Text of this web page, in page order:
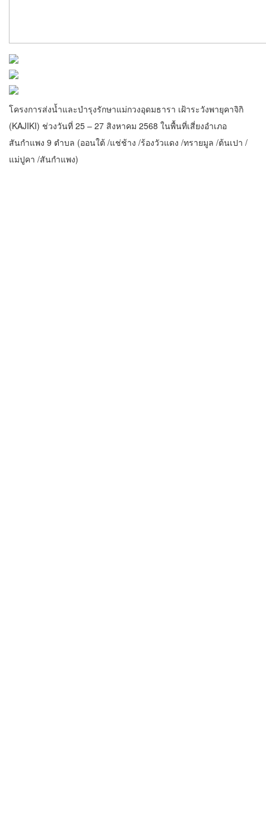
โครงการส่งน้ำและบำรุงรักษาแม่กวงอุดมธารา เฝ้าระวังพายุคาจิกิ
(KAJIKI) ช่วงวันที่ 25 – 27 สิงหาคม 2568 ในพื้นที่เสี่ยงอำเภอ
สันกำแพง 9 ตำบล (ออนใต้ /แช่ช้าง /ร้องวัวแดง /ทรายมูล /ต้นเปา /
แม่ปูคา /สันกำแพง)